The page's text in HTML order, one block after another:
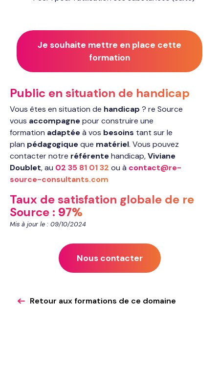
Je souhaite mettre en place cette
formation
Public en situation de handicap
Vous êtes en situation de handicap ? re Source
vous accompagnepour construire une
formation adaptéeà vos besoins tant sur le
plan pédagogiqueque matériel. Vous pouvez
contacter notre référentehandicap,Viviane
Doublet, au 02 35 81 01 32 ou à contact@re-
source-consultants.com
Taux de satisfation globale de re
Source : 97%
Mis à jour le : 09/10/2024
Nous contacter
Retour aux formations de ce domaine